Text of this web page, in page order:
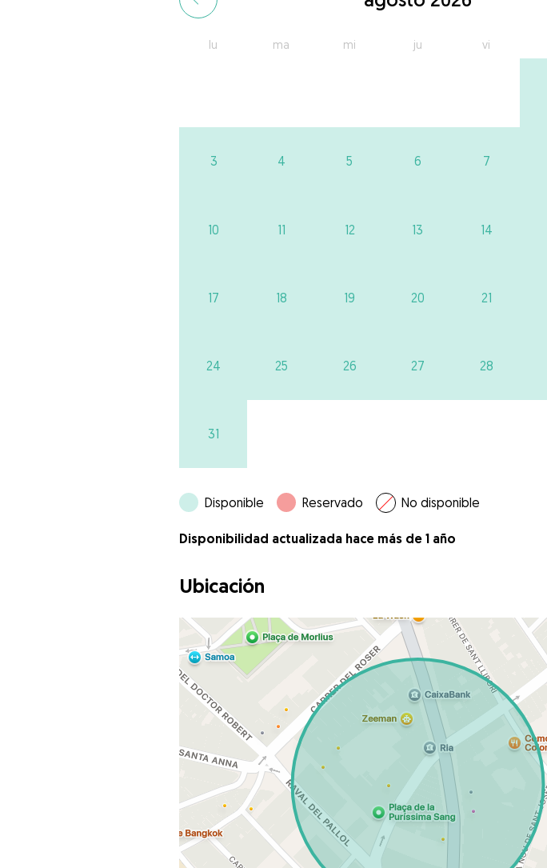
lu ma mi ju vi
3 4 5 6 7
10 11 12 13 14
17 18 19 20 21
24 25 26 27 28
31
Disponible Reservado No disponible
Disponibilidad actualizada hace más de 1 año
Ubicación